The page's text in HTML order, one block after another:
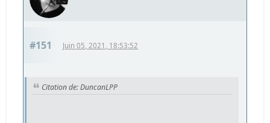
#151 Juin 05, 2021, 18:53:52
Citation de: DuncanLPP